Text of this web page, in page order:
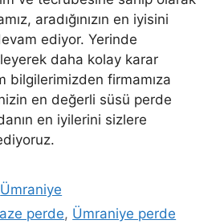
aradığınızın en iyisini
ediyor. Yerinde
daha kolay karar
bilgilerimizden firmamıza
en değerli süsü perde
en iyilerini sizlere
Ümraniye
perde, Ümraniye perde